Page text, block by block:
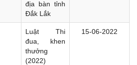
địa bàn tỉnh
Đắk Lắk
Luật Thi
đua, khen
thưởng
(2022)
15-06-2022